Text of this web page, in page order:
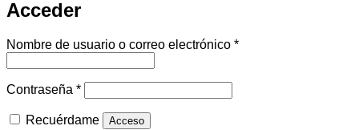
Acceder
Nombre de usuario o correo electrónico *Obligatorio
Contraseña *Obligatorio
Recuérdame Acceso